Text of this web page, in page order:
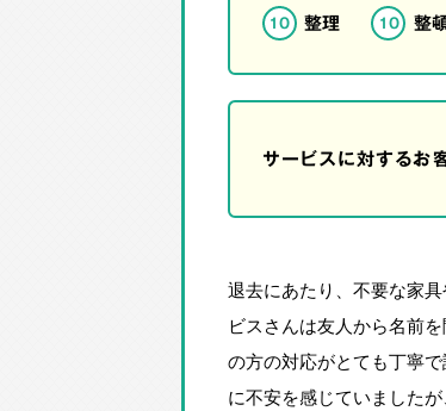
10 整理 10 整
サービスに対するお
退去にあたり、不要な家
ビスさんは友人から名前
の方の対応がとても丁寧
に不安を感じていました